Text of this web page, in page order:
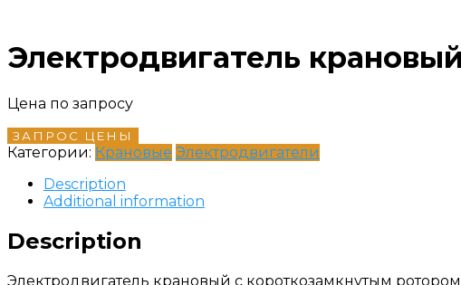
Электродвигатель
Цена по запросу
ЗАПРОС ЦЕНЫ
Категории: Крановые Электродвигатели
Description
Additional information
Description
Электродвигатель крановый с короткозамкнутым